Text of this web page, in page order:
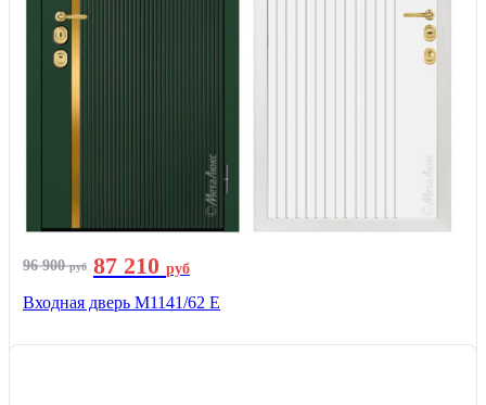
96 900руб 87 210 руб
Входная дверь М1141/62 Е